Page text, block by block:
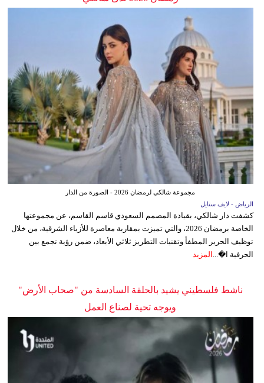
مجموعة شالكي لرمضان 2026 - الصورة من الدار
الرياض - لايف ستايل
كشفت دار شالكي، بقيادة المصمم السعودي قاسم القاسم، عن مجموعتها
الخاصة برمضان 2026، والتي تميزت بمقاربة معاصرة للأزياء الشرقية، من خلال
توظيف الحرير المطفأ وتقنيات التطريز ثلاثي الأبعاد، ضمن رؤية تجمع بين
الحرفية ا�... المزيد
ناشط فلسطيني يشيد بالحلقة السادسة من "صحاب الأرض"
ويوجه تحية لصناع العمل